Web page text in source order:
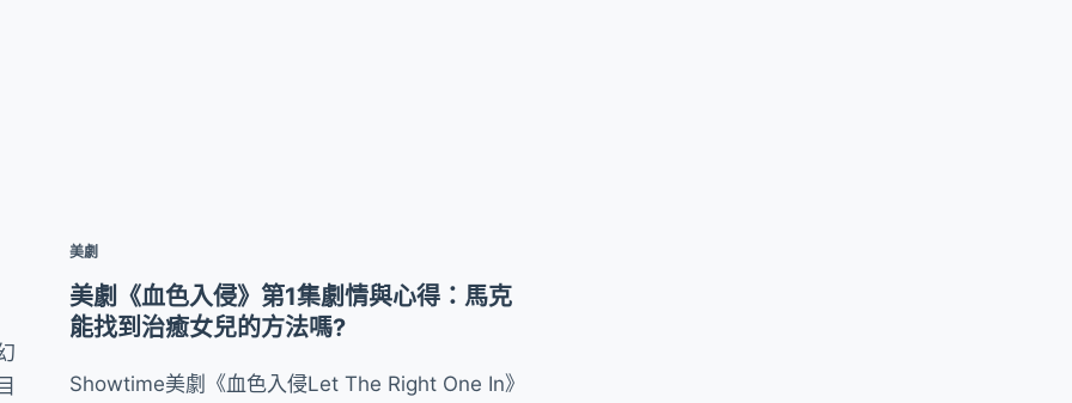
美劇
美劇《血色入侵》第1集劇情與心得：馬克
能找到治癒女兒的方法嗎?
Showtime美劇《血色入侵Let The Right One In》